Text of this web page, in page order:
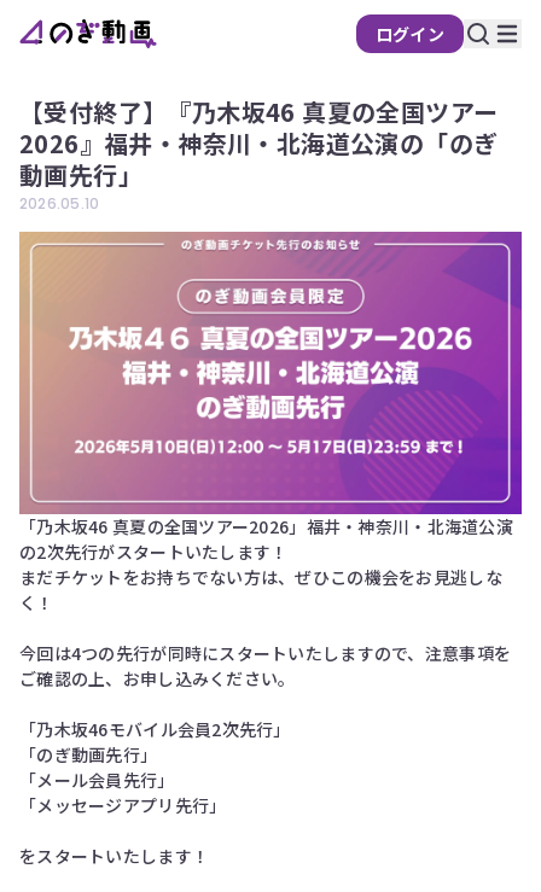
ログイン
【受付終了】『乃木坂46 真夏の全国ツアー
2026』福井・神奈川・北海道公演の「のぎ
動画先行」
2026.05.10
「乃木坂46 真夏の全国ツアー2026」福井・神奈川・北海道公演
の2次先行がスタートいたします！
まだチケットをお持ちでない方は、ぜひこの機会をお見逃しな
く！
今回は4つの先行が同時にスタートいたしますので、注意事項を
ご確認の上、お申し込みください。
「乃木坂46モバイル会員2次先行」
「のぎ動画先行」
「メール会員先行」
「メッセージアプリ先行」
をスタートいたします！